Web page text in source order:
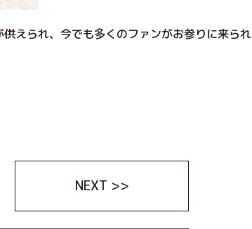
えられ、今でも多くのファンがお参りに来られ
NEXT >>